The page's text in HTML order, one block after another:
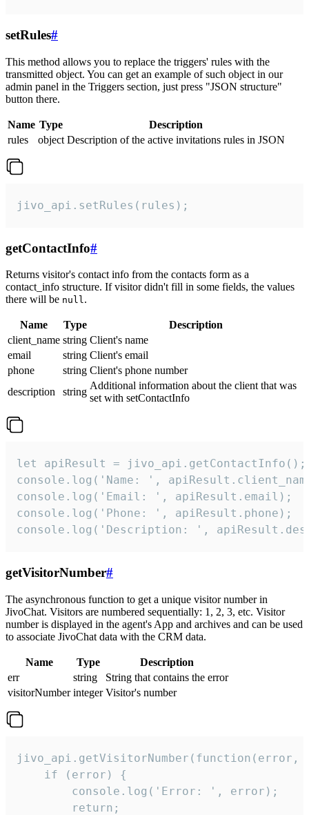
setRules#
This method allows you to replace the triggers' rules with the
transmitted object. You can get an example of such object in our
admin panel in the Triggers section, just press "JSON structure"
button there.
Name Type
Description
rules
object Description of the active invitations rules in JSON
jivo_api.setRules(rules);
getContactInfo#
Returns visitor's contact info from the contacts form as a
contact_info structure. If visitor didn't fill in some fields, the values
there will be null.
Name Type
Description
client_name string Client's name
email
string Client's email
phone
string Client's phone number
description
string
Additional information about the client that was
set with setContactInfo
let apiResult = jivo_api.getContactInfo();
console.log('Name: ',
console.log('Email: ', apiResult.email);
console.log('Phone: ', apiResult.phone);
console.log('Description: ',
getVisitorNumber#
The asynchronous function to get a unique visitor number in
JivoChat. Visitors are numbered sequentially: 1, 2, 3, etc. Visitor
number is displayed in the agent's App and archives and can be used
to associate JivoChat data with the CRM data.
Name Type
Description
err
string
String that contains the error
visitorNumber integer Visitor's number
jivo_api.getVisitorNumber(function(error,
    if (error) {
        console.log('Error: ', error);
        return;